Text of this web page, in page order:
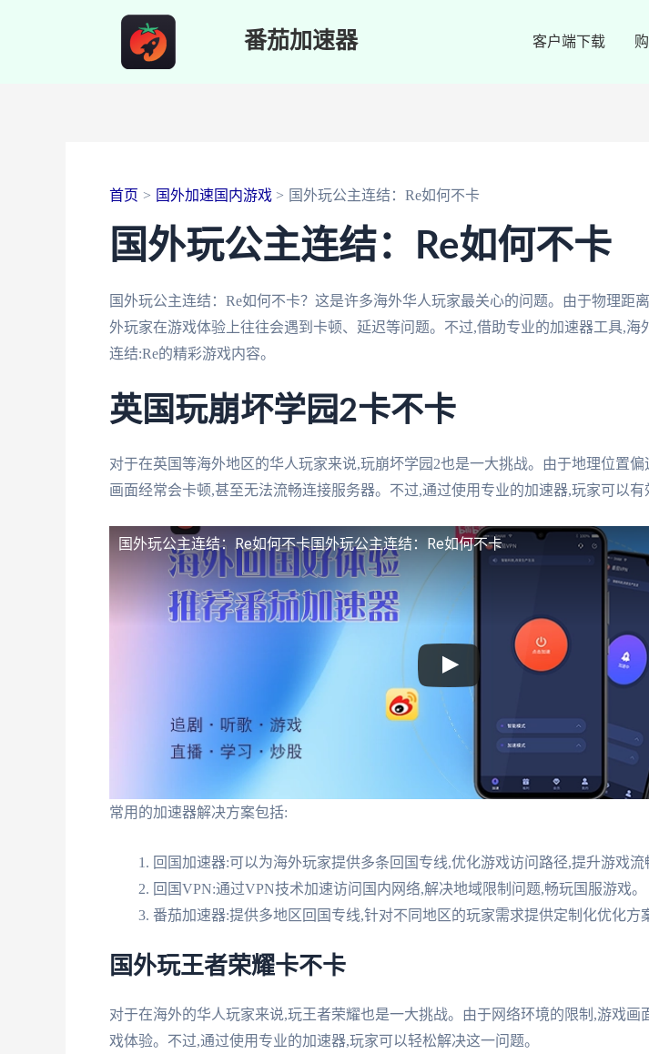
番茄加速器 客户端下载
首页 国外加速国内游戏 国外玩公主连结：Re如何不卡
国外玩公主连结：Re如何不卡
国外玩公主连结：Re如何不卡？这是许多海外华人玩家最关心的问题。由于物理距
外玩家在游戏体验上往往会遇到卡顿、延迟等问题。不过,借助专业的加速器工具,海
连结:Re的精彩游戏内容。
英国玩崩坏学园2卡不卡
对于在英国等海外地区的华人玩家来说,玩崩坏学园2也是一大挑战。由于地理位置
画面经常会卡顿,甚至无法流畅连接服务器。不过,通过使用专业的加速器,玩家可以有
国外玩公主连结：Re如何不卡国外玩公主连结：Re如何不卡
常用的加速器解决方案包括:
回国加速器:可以为海外玩家提供多条回国专线,优化游戏访问路径,提升游戏流
回国VPN:通过VPN技术加速访问国内网络,解决地域限制问题,畅玩国服游戏。
番茄加速器:提供多地区回国专线,针对不同地区的玩家需求提供定制化优化方
国外玩王者荣耀卡不卡
对于在海外的华人玩家来说,玩王者荣耀也是一大挑战。由于网络环境的限制,游戏画
戏体验。不过,通过使用专业的加速器,玩家可以轻松解决这一问题。